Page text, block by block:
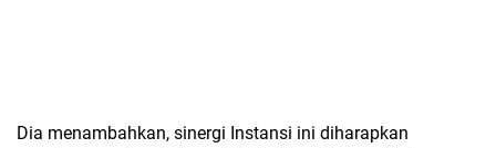
Dia menambahkan, ​sinergi Instansi ini diharapkan